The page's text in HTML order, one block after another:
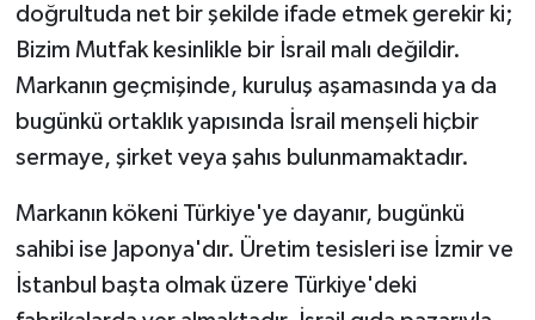
doğrultuda net bir şekilde ifade etmek gerekir ki;
Bizim Mutfak kesinlikle bir İsrail malı değildir.
Markanın geçmişinde, kuruluş aşamasında ya da
bugünkü ortaklık yapısında İsrail menşeli hiçbir
sermaye, şirket veya şahıs bulunmamaktadır.
Markanın kökeni Türkiye'ye dayanır, bugünkü
sahibi ise Japonya'dır. Üretim tesisleri ise İzmir ve
İstanbul başta olmak üzere Türkiye'deki